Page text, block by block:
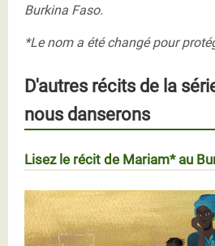
Burkina Faso.
*Le nom a été changé pour
D'autres récits de la
nous danserons
Lisez le récit de Mariam* au
MARIAM_Scr.jpg